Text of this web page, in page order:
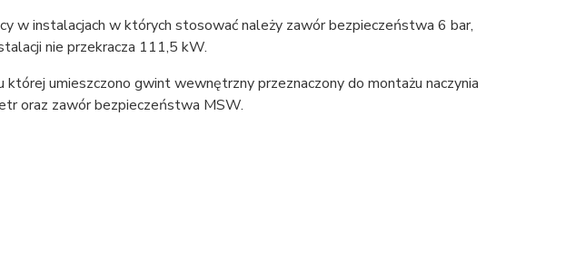
w instalacjach w których stosować należy zawór bezpieczeństwa 6 bar,
nie przekracza 111,5 kW.
której umieszczono gwint wewnętrzny przeznaczony do montażu naczynia
oraz zawór bezpieczeństwa MSW.